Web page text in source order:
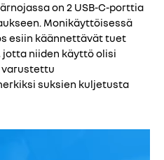
on 2 USB-C-porttia
Monikäyttöisessä
esiin käännettävät tuet
niiden käyttö olisi
varustettu
suksien kuljetusta